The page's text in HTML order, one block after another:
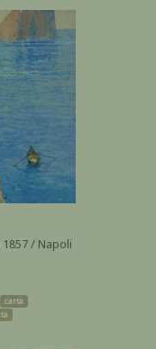
1857 / Napoli
carta